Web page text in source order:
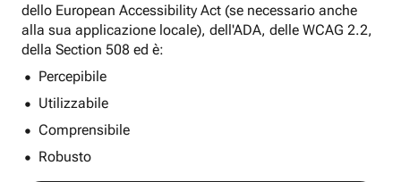
dello European Accessibility Act (se necessario anche
alla sua applicazione locale), dell'ADA, delle WCAG 2.2,
della Section 508 ed è:
Percepibile
Utilizzabile
Comprensibile
Robusto